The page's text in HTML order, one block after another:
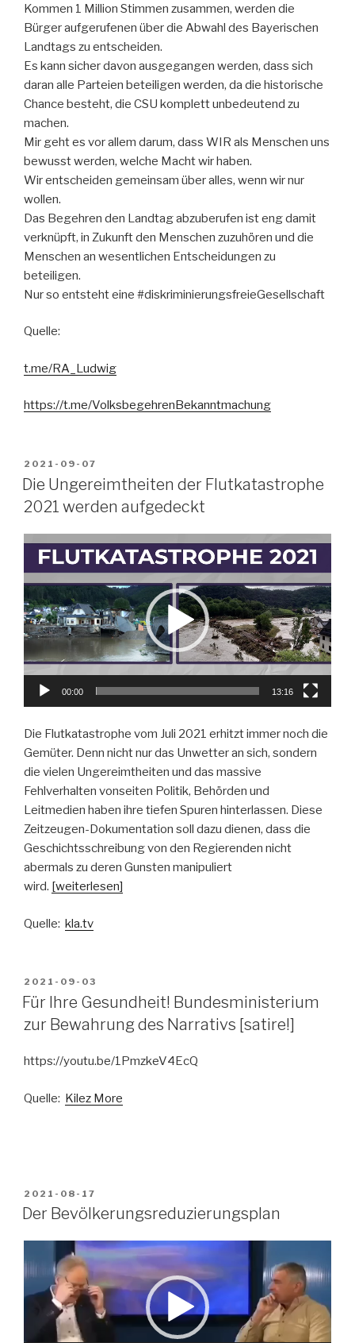
Kommen 1 Million Stimmen zusammen, werden die
Bürger aufgerufenen über die Abwahl des Bayerischen
Landtags zu entscheiden.
Es kann sicher davon ausgegangen werden, dass sich
daran alle Parteien beteiligen werden, da die historische
Chance besteht, die CSU komplett unbedeutend zu
machen.
Mir geht es vor allem darum, dass WIR als Menschen uns
bewusst werden, welche Macht wir haben.
Wir entscheiden gemeinsam über alles, wenn wir nur
wollen.
Das Begehren den Landtag abzuberufen ist eng damit
verknüpft, in Zukunft den Menschen zuzuhören und die
Menschen an wesentlichen Entscheidungen zu
beteiligen.
Nur so entsteht eine #diskriminierungsfreieGesellschaft
Quelle:
t.me/RA_Ludwig
https://t.me/VolksbegehrenBekanntmachung
VERÖFFENTLICHT
AM
2021-09-07
Die Ungereimtheiten der Flutkatastrophe
2021 werden aufgedeckt
Video-
Player
00:00 13:16
Die Flutkatastrophe vom Juli 2021 erhitzt immer noch die
Gemüter. Denn nicht nur das Unwetter an sich, sondern
die vielen Ungereimtheiten und das massive
Fehlverhalten vonseiten Politik, Behörden und
Leitmedien haben ihre tiefen Spuren hinterlassen. Diese
Zeitzeugen-Dokumentation soll dazu dienen, dass die
Geschichtsschreibung von den Regierenden nicht
abermals zu deren Gunsten manipuliert
wird. [weiterlesen]
Quelle: kla.tv
VERÖFFENTLICHT
AM
2021-09-03
Für Ihre Gesundheit! Bundesministerium
zur Bewahrung des Narrativs [satire!]
https://youtu.be/1PmzkeV4EcQ
Quelle: Kilez More
VERÖFFENTLICHT
AM
2021-08-17
Der Bevölkerungsreduzierungsplan
Player